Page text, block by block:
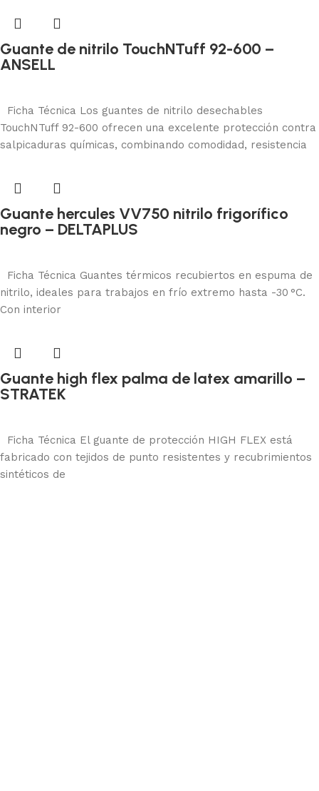
Guante de nitrilo TouchNTuff 92-600 –
ANSELL
Ficha Técnica Los guantes de nitrilo desechables
TouchNTuff 92-600 ofrecen una excelente protección contra
salpicaduras químicas, combinando comodidad, resistencia
Guante hercules VV750 nitrilo frigorífico
negro – DELTAPLUS
Protección manual
Ficha Técnica Guantes térmicos recubiertos en espuma de
nitrilo, ideales para trabajos en frío extremo hasta -30 °C.
Con interior
Guante high flex palma de latex amarillo –
STRATEK
Ficha Técnica El guante de protección HIGH FLEX está
fabricado con tejidos de punto resistentes y recubrimientos
sintéticos de